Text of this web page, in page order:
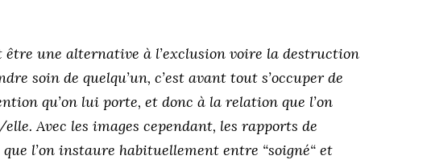
être une alternative à l’exclusion voire la destruction
soin de quelqu’un, c’est avant tout s’occuper de
qu’on lui porte, et donc à la relation que l’on
Avec les images cependant, les rapports de
l’on instaure habituellement entre “soigné“ et